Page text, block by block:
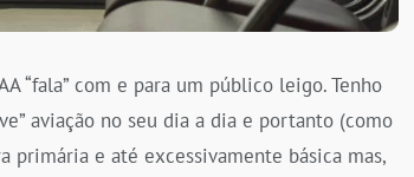
“fala” com e para um público leigo. Tenho
aviação no seu dia a dia e portanto (como
primária e até excessivamente básica mas,